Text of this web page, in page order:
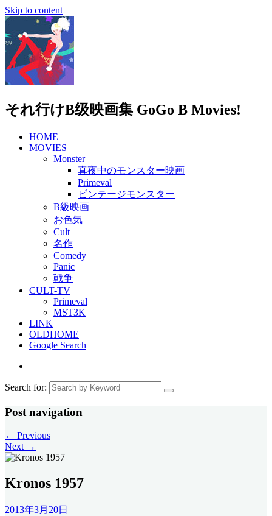
Skip to content
それ行けB级映画集 GoGo B Movies!
HOME
MOVIES
Monster
真夜中のモンスター映画
Primeval
ビンテージモンスター
B級映画
お色気
Cult
名作
Comedy
Panic
戦争
CULT-TV
Primeval
MST3K
LINK
OLDHOME
Google Search
Search for:
Post navigation
← Previous
Next →
Kronos 1957
2013年3月20日